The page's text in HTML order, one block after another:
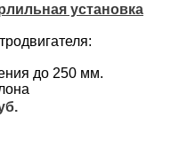
установка
до 250 мм.